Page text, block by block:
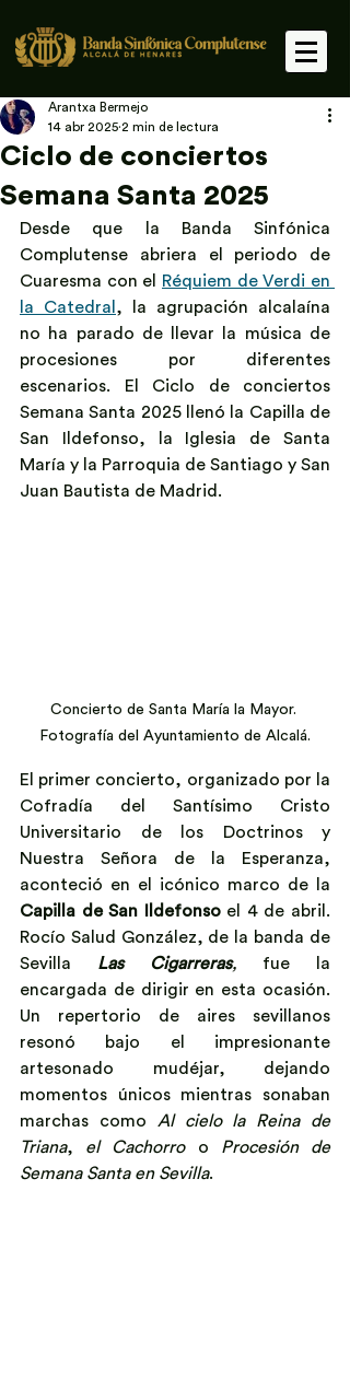
Ciclo de conciertos
Semana Santa 2025
Arantxa Bermejo
14 abr 2025 2 min de lectura
Desde que la Banda Sinfónica
Complutense abriera el periodo de
Cuaresma con el
Réquiem de Verdi en
la Catedral , la agrupación alcalaína
no ha parado de llevar la música de
procesiones por diferentes
escenarios. El Ciclo de conciertos
Semana Santa 2025 llenó la Capilla de
San Ildefonso, la Iglesia de Santa
María y la Parroquia de Santiago y San
Juan Bautista de Madrid.
Concierto de Santa María la Mayor.
Fotografía del Ayuntamiento de Alcalá.
El primer concierto, organizado por la
Cofradía del Santísimo Cristo
Universitario de los Doctrinos y
Nuestra Señora de la Esperanza,
Capilla de San Ildefonso el 4 de abril.
Rocío Salud González, de la banda de
Sevilla Las Cigarreras, fue la
encargada de dirigir en esta ocasión.
Un repertorio de aires sevillanos
resonó bajo el impresionante
artesonado mudéjar, dejando
momentos únicos mientras sonaban
marchas como Al cielo la Reina de
Triana, el Cachorro o Procesión de
Semana Santa en Sevilla.